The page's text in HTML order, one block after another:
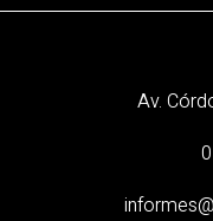
Av.